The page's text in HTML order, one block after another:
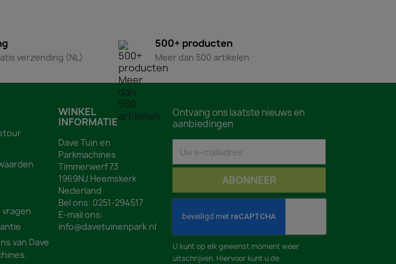
verzending (NL)
500+ producten
Meer dan 500 artikelen
van Dave
WINKEL
INFORMATIE
Dave Tuin en
Parkmachines
Timmerwerf 73
1969NJ Heemskerk
Nederland
Bel ons: 0251-294517
E-mail ons:
info@davetuinenpark.nl
Ontvang ons laatste nieuws en
aanbiedingen
U kunt op elk gewenst moment weer
uitschrijven. Hiervoor kunt u de